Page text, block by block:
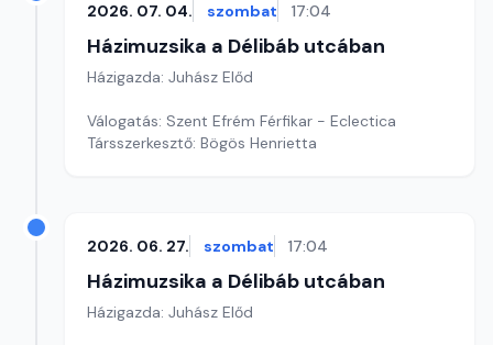
2026. 07. 04. szombat 17:04
Házimuzsika a Délibáb utcában
Házigazda: Juhász Előd
Válogatás: Szent Efrém Férfikar - Eclectica
Társszerkesztő: Bögös Henrietta
2026. 06. 27. szombat 17:04
Házimuzsika a Délibáb utcában
Házigazda: Juhász Előd